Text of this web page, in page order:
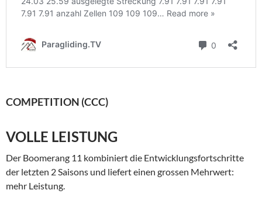
COMPETITION (CCC)
VOLLE LEISTUNG
Der Boomerang 11 kombiniert die Entwicklungsfortschritte
der letzten 2 Saisons und liefert einen grossen Mehrwert:
mehr Leistung.